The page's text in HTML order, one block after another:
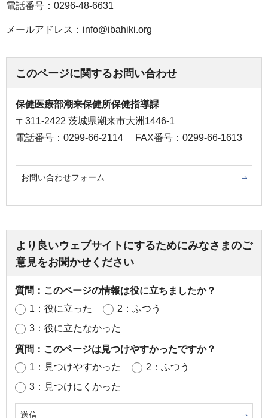
電話番号：0296-48-6631
メールアドレス：info@ibahiki.org
このページに関するお問い合わせ
保健医療部潮来保健所保健指導課
〒311-2422 茨城県潮来市大洲1446-1
電話番号：0299-66-2114
FAX番号：0299-66-1613
お問い合わせフォーム
より良いウェブサイトにするためにみなさまのご
意見をお聞かせください
質問：このページの情報は役に立ちましたか？
1：役に立った
2：ふつう
3：役に立たなかった
質問：このページは見つけやすかったですか？
1：見つけやすかった
2：ふつう
3：見つけにくかった